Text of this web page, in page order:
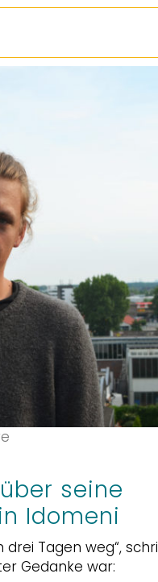
seine
Idomeni
Tagen weg“,
Gedanke war: